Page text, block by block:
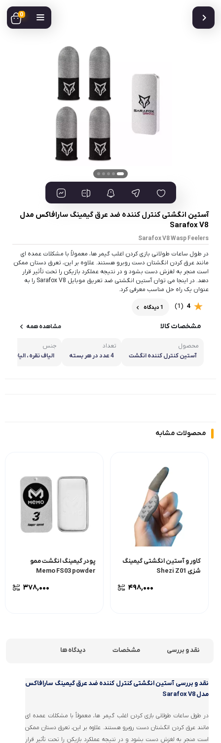
0
آستین انگشتی کنترل کننده ضد عرق گیمینگ سارافاکس مدل
Sarafox V8
Sarafox V8 Wasp Feelers
در طول ساعات طولانی بازی کردن اغلب گیمر ها، معمولاً با مشکلات عمده ای
مانند عرق کردن انگشتان دست روبرو هستند. علاوه بر این، تعرق دستان ممکن
است منجر به لغزش دست بشود و در نتیجه عملکرد بازیکن را تحت تأثیر قرار
دهد. در اینجا می توان آستین انگشتی ضد تعریق موبایل Sarafox V8 را به
عنوان یک راه حل مناسب معرفی کرد.
4
(1) 1 دیدگاه
مشخصات کالا مشاهده همه
محصول
آستین کنترل کننده انگشت
تعداد
4 عدد در هر بسته
جنس
الیاف نقره ، الیاف نانو
کاور و آستین انگشتی گیمینگ
شزی Shezi Z01
Memo FS03 powder
۳۷۸,۰۰۰
مدل Sarafox V8
مانند عرق کردن انگشتان دست روبرو هستند. علاوه بر این، تعرق دستان ممکن
است منجر به لغزش دست بشود و در نتیجه عملکرد بازیکن را تحت تأثیر قرار
دهد. در اینجا می توان آستین انگشتی ضد تعریق موبایل Sarafox V8 را به عنوان